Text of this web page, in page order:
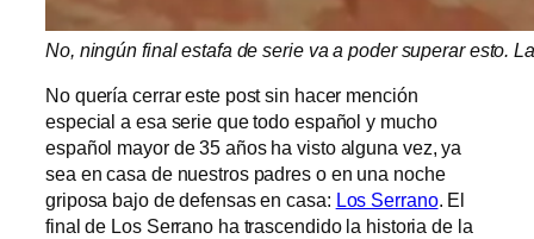
No, ningún final estafa de serie va a poder superar esto.
No quería cerrar este post sin hacer mención
especial a esa serie que todo español y mucho
español mayor de 35 años ha visto alguna vez, ya
sea en casa de nuestros padres o en una noche
griposa bajo de defensas en casa: Los Serrano. El
final de Los Serrano ha trascendido la historia de la